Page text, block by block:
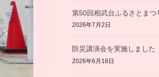
第50回相武台ふるさとまつ
2026年7月2日
防災講演会を実施しました
2026年6月18日